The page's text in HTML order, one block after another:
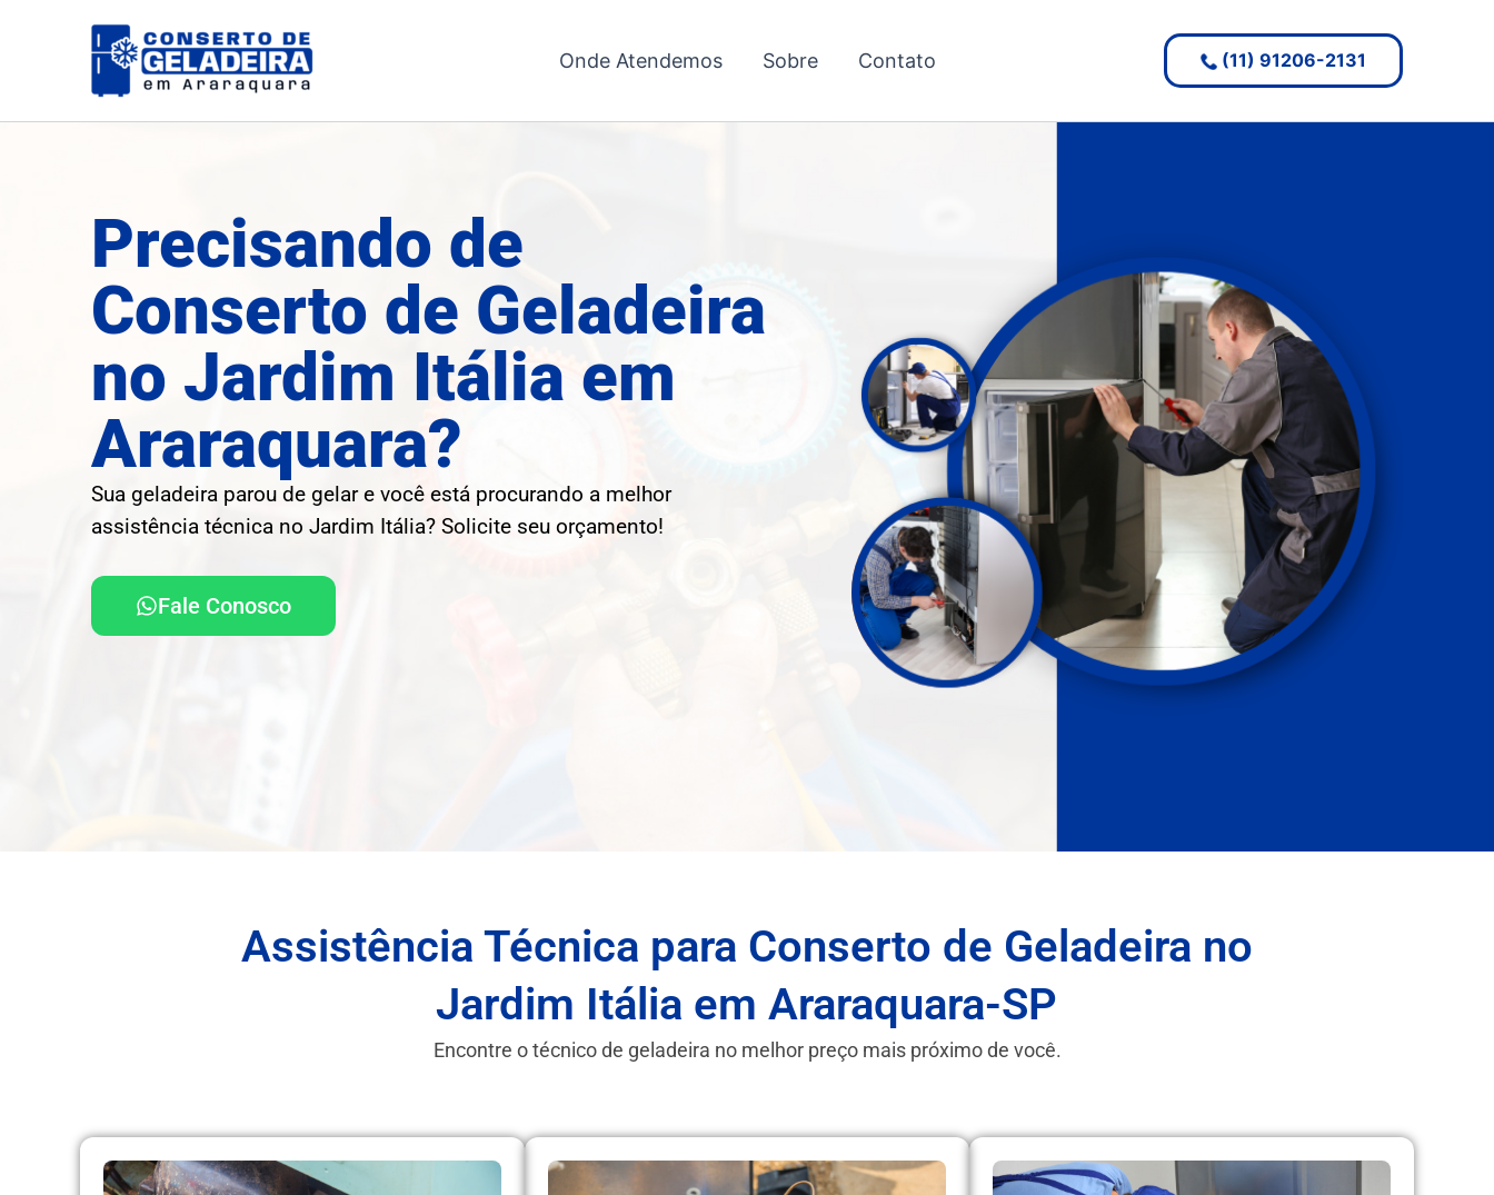
Onde Atendemos Sobre Contato (11) 91206-2131
Precisando de
Conserto de Geladeira
no Jardim Itália em
Araraquara?
Sua geladeira parou de gelar e você está procurando a melhor
assistência técnica no Jardim Itália? Solicite seu orçamento!
Fale Conosco
Assistência Técnica para Conserto de Geladeira no
Jardim Itália em Araraquara-SP
Encontre o técnico de geladeira no melhor preço mais próximo de você.